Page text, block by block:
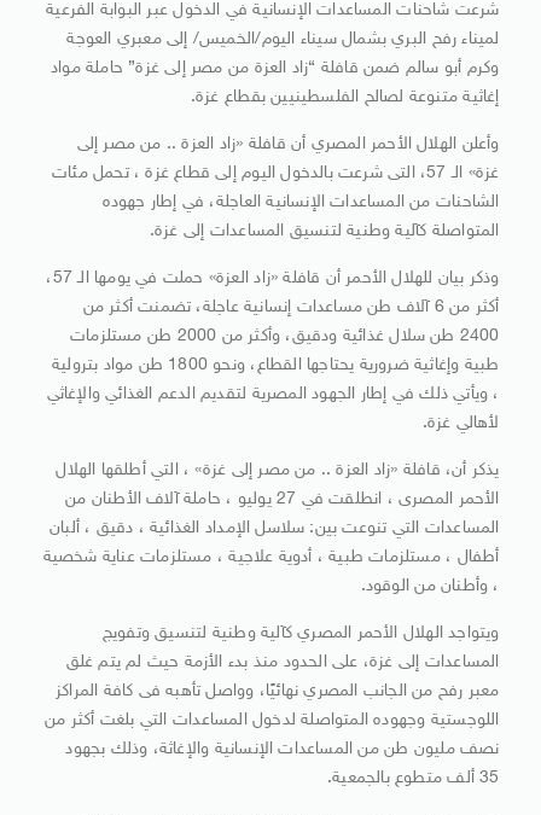
شرعت شاحنات المساعدات الإنسانية في الدخول عبر البوابة الفرعية
لميناء رفح البري بشمال سيناء اليوم/الخميس/ إلى معبري العوجة
وكرم أبو سالم ضمن قافلة “زاد العزة من مصر إلى غزة” حاملة مواد
إغاثية متنوعة لصالح الفلسطينيين بقطاع غزة.
وأعلن الهلال الأحمر المصري أن قافلة «زاد العزة .. من مصر إلى
غزة» الـ 57، التى شرعت بالدخول اليوم إلى قطاع غزة ، تحمل مئات
الشاحنات من المساعدات الإنسانية العاجلة، في إطار جهوده
المتواصلة كآلية وطنية لتنسيق المساعدات إلى غزة.
وذكر بيان للهلال الأحمر أن قافلة «زاد العزة» حملت في يومها الـ 57،
أكثر من 6 آلاف طن مساعدات إنسانية عاجلة، تضمنت أكثر من
2400 طن سلال غذائية ودقيق، وأكثر من 2000 طن مستلزمات
طبية وإغاثية ضرورية يحتاجها القطاع، ونحو 1800 طن مواد بترولية
، ويأتي ذلك في إطار الجهود المصرية لتقديم الدعم الغذائي والإغاثي
لأهالي غزة.
يذكر أن، قافلة «زاد العزة .. من مصر إلى غزة» ، التي أطلقها الهلال
الأحمر المصرى ، انطلقت في 27 يوليو ، حاملة آلاف الأطنان من
المساعدات التي تنوعت بين: سلاسل الإمداد الغذائية ، دقيق ، ألبان
أطفال ، مستلزمات طبية ، أدوية علاجية ، مستلزمات عناية شخصية
، وأطنان من الوقود.
ويتواجد الهلال الأحمر المصري كآلية وطنية لتنسيق وتفويج
المساعدات إلى غزة، على الحدود منذ بدء الأزمة حيث لم يتم غلق
معبر رفح من الجانب المصري نهائيًا، وواصل تأهبه فى كافة المراكز
اللوجستية وجهوده المتواصلة لدخول المساعدات التي بلغت أكثر من
نصف مليون طن من المساعدات الإنسانية والإغاثة، وذلك بجهود
35 ألف متطوع بالجمعية.